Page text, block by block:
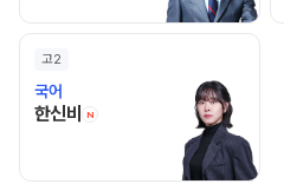
고2
국어
한신비 N 한신비 선생님 홈 바로가기